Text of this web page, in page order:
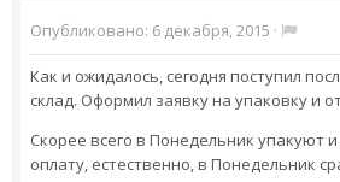
Опубликовано: 6 декабря, 2015 ·
Как и ожидалось, сегодня поступил
склад. Оформил заявку на упаковку и
Скорее всего в Понедельник упакуют
оплату, естественно, в Понедельник